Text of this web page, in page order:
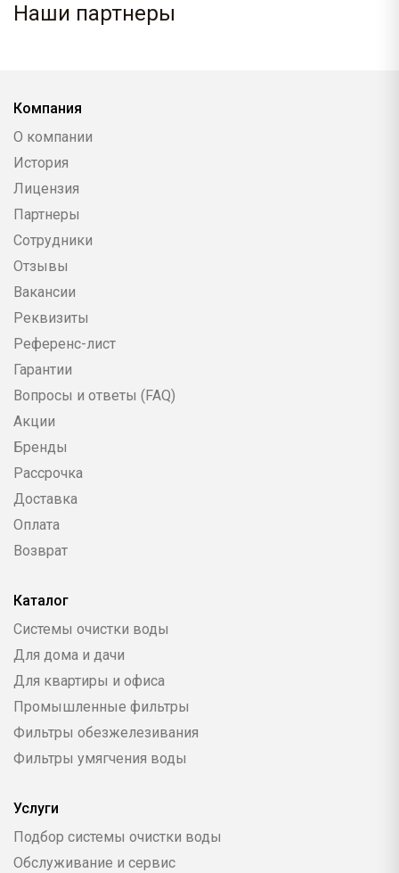
Наши партнеры
Компания
О компании
История
Лицензия
Партнеры
Сотрудники
Отзывы
Вакансии
Реквизиты
Референс-лист
Гарантии
Вопросы и ответы (FAQ)
Акции
Бренды
Рассрочка
Доставка
Оплата
Возврат
Каталог
Системы очистки воды
Для дома и дачи
Для квартиры и офиса
Промышленные фильтры
Фильтры обезжелезивания
Фильтры умягчения воды
Услуги
Подбор системы очистки воды
Обслуживание и сервис